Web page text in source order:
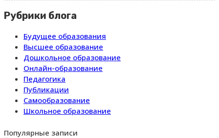
Рубрики блога
Будущее образования
Высшее образование
Дошкольное образование
Онлайн-образование
Педагогика
Публикации
Самообразование
Школьное образование
Популярные записи